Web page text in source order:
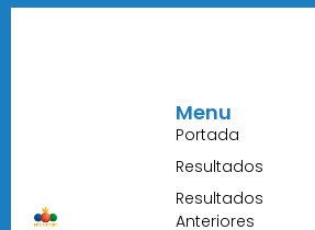
Menu
Portada
Resultados
Resultados
Anteriores